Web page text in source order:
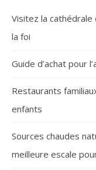
Visitez la cathédrale
la foi
Guide d’achat pour
Restaurants
enfants
Sources chaudes
meilleure escale